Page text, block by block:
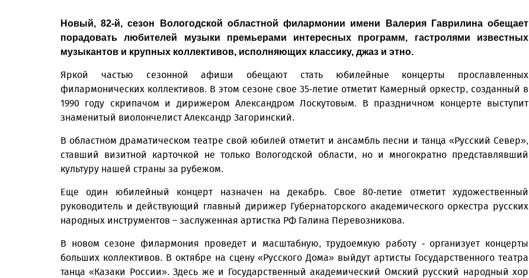
Новый, 82-й, сезон Вологодской областной филармонии имени Валерия Гаврилина обещает
порадовать любителей музыки премьерами интересных программ, гастролями известных
музыкантов и крупных коллективов, исполняющих классику, джаз и этно.
Яркой частью сезонной афиши обещают стать юбилейные концерты прославленных
филармонических коллективов. В этом сезоне свое 35-летие отметит Камерный оркестр, созданный в
1990 году скрипачом и дирижером Александром Лоскутовым. В праздничном концерте выступит
знаменитый виолончелист Александр Загоринский.
В областном драматическом театре свой юбилей отметит и ансамбль песни и танца «Русский Север»,
ставший визитной карточкой не только Вологодской области, но и многократно представлявший
культуру нашей страны за рубежом.
Еще один юбилейный концерт назначен на декабрь. Свое 80-летие отметит художественный
руководитель и действующий главный дирижер Губернаторского академического оркестра русских
народных инструментов – заслуженная артистка РФ Галина Перевозникова.
В новом сезоне филармония проведет и масштабную, трудоемкую работу - организует концерты
больших коллективов. В октябре на сцену «Русского Дома» выйдут артисты Государственного театра
танца «Казаки России». Здесь же и Государственный академический Омский русский народный хор